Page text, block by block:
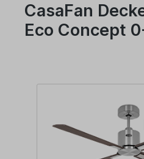
CasaFan
Eco Concept